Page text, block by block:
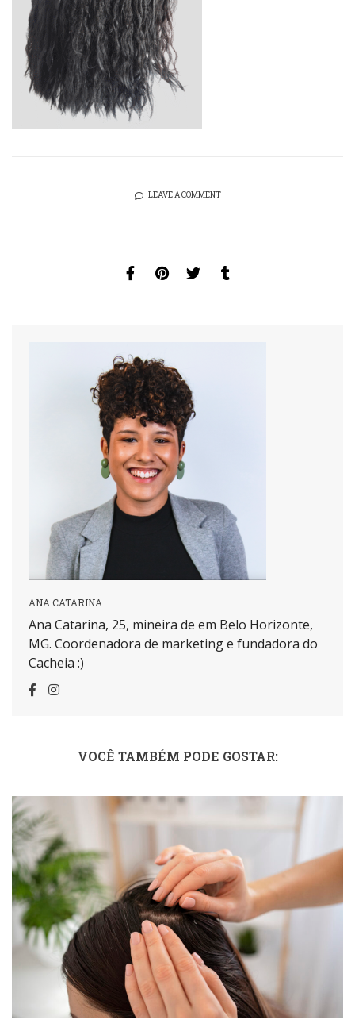
LEAVE A COMMENT
ANA CATARINA
Ana Catarina, 25, mineira de em Belo Horizonte,
MG. Coordenadora de marketing e fundadora do
Cacheia :)
VOCÊ TAMBÉM PODE GOSTAR: